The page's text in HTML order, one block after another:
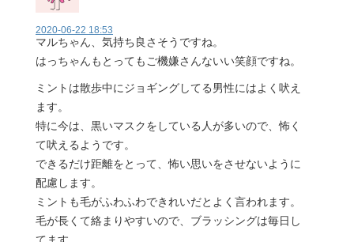
2020-06-22 18:53
マルちゃん、気持ち良さそうですね。
はっちゃんもとってもご機嫌さんないい笑顔ですね。
ミントは散歩中にジョギングしてる男性にはよく吠え
ます。
特に今は、黒いマスクをしている人が多いので、怖く
て吠えるようです。
できるだけ距離をとって、怖い思いをさせないように
配慮します。
ミントも毛がふわふわできれいだとよく言われます。
毛が長くて絡まりやすいので、ブラッシングは毎日し
てます。